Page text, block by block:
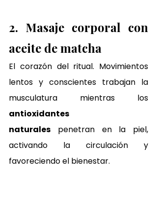
2. Masaje corporal con
aceite de matcha
El corazón del ritual. Movimientos
lentos y conscientes trabajan la
antioxidantes
naturales penetran en la piel,
activando la circulación y
favoreciendo el bienestar.